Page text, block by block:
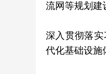
流网等规划建
深入贯彻落
代化基础设施